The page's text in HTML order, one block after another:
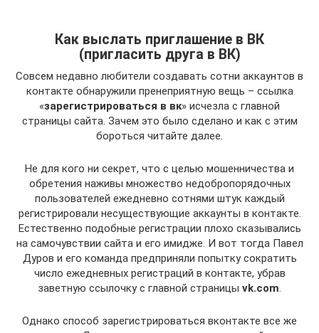
Как выслать приглашение в ВК
(пригласить друга в ВК)
Совсем недавно любители создавать сотни аккаунтов в
контакте обнаружили пренеприятную вещь – ссылка
«зарегистрироваться в вк» исчезла с главной
страницы сайта. Зачем это было сделано и как с этим
бороться читайте далее.
Не для кого ни секрет, что с целью мошенничества и
обретения наживы множество недобропорядочных
пользователей ежедневно сотнями штук каждый
регистрировали несуществующие аккаунты в контакте.
Естественно подобные регистрации плохо сказывались
на самочувствии сайта и его имидже. И вот тогда Павел
Дуров и его команда предприняли попытку сократить
число ежедневных регистраций в контакте, убрав
заветную ссылочку с главной страницы vk.com.
Однако способ зарегистрироваться вконтакте все же